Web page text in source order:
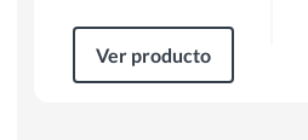
Ver producto